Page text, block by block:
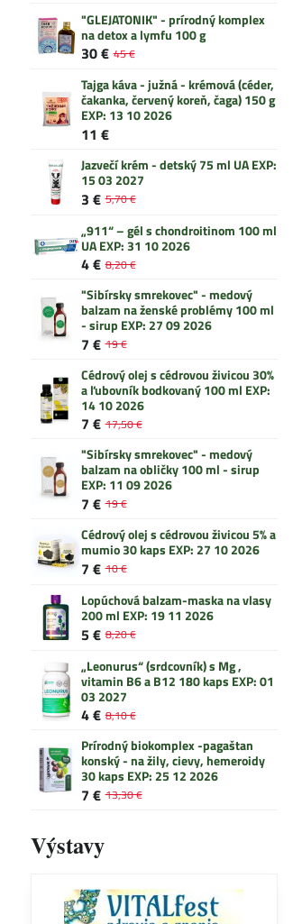
"GLEJATONIK" - prírodný komplex
na detox a lymfu 100 g
30 € 45 €
Tajga káva - južná - krémová (céder,
čakanka, červený koreň, čaga) 150 g
EXP: 13 10 2026
11 €
Jazvečí krém - detský 75 ml UA EXP:
15 03 2027
3 € 5,70 €
„911“ – gél s chondroitinom 100 ml
UA EXP: 31 10 2026
4 € 8,20 €
"Sibírsky smrekovec" - medový
balzam na ženské problémy 100 ml
- sirup EXP: 27 09 2026
7 € 19 €
Cédrový olej s cédrovou živicou 30%
a ľubovník bodkovaný 100 ml EXP:
14 10 2026
7 € 17,50 €
"Sibírsky smrekovec" - medový
balzam na obličky 100 ml - sirup
EXP: 11 09 2026
7 € 19 €
Cédrový olej s cédrovou živicou 5% a
mumio 30 kaps EXP: 27 10 2026
7 € 10 €
Lopúchová balzam-maska na vlasy
200 ml EXP: 19 11 2026
5 € 8,20 €
„Leonurus“ (srdcovník) s Mg ,
vitamin B6 a B12 180 kaps EXP: 01
03 2027
4 € 8,10 €
Prírodný biokomplex -pagaštan
konský - na žily, cievy, hemeroidy
30 kaps EXP: 25 12 2026
7 € 13,30 €
Výstavy